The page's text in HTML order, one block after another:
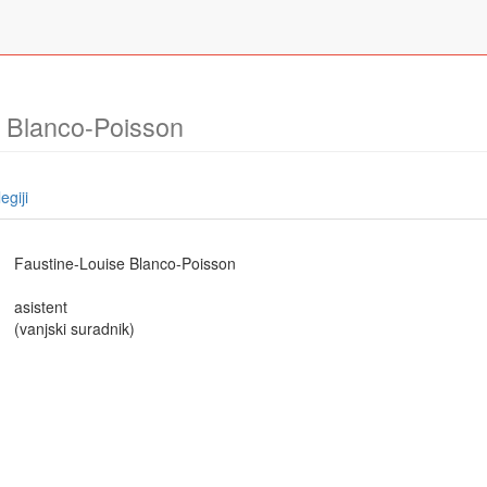
Poisson
Faustine-Louise Blanco-Poisson
asistent
(vanjski suradnik)